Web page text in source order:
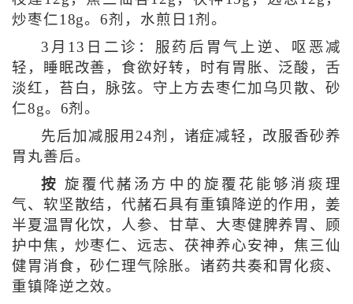
炒枣仁18g。6剂，水煎日1剂。
3月13日二诊：服药后胃气上逆、呕恶减
轻，睡眠改善，食欲好转，时有胃胀、泛酸，舌
淡红，苔白，脉弦。守上方去枣仁加乌贝散、砂
仁8g。6剂。
先后加减服用24剂，诸症减轻，改服香砂养
胃丸善后。
按 旋覆代赭汤方中的旋覆花能够消痰理
气、软坚散结，代赭石具有重镇降逆的作用，姜
半夏温胃化饮，人参、甘草、大枣健脾养胃、顾
护中焦，炒枣仁、远志、茯神养心安神，焦三仙
健胃消食，砂仁理气除胀。诸药共奏和胃化痰、
重镇降逆之效。